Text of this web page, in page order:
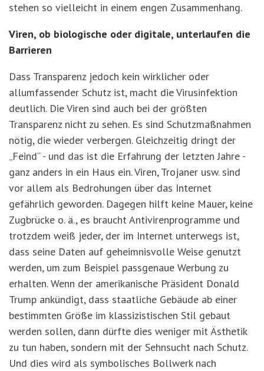
stehen so vielleicht in einem engen Zusammenhang.
Viren, ob biologische oder digitale, unterlaufen die
Barrieren
Dass Transparenz jedoch kein wirklicher oder
allumfassender Schutz ist, macht die Virusinfektion
deutlich. Die Viren sind auch bei der größten
Transparenz nicht zu sehen. Es sind Schutzmaßnahmen
nötig, die wieder verbergen. Gleichzeitig dringt der
„Feind“ - und das ist die Erfahrung der letzten Jahre -
ganz anders in ein Haus ein. Viren, Trojaner usw. sind
vor allem als Bedrohungen über das Internet
gefährlich geworden. Dagegen hilft keine Mauer, keine
Zugbrücke o. ä., es braucht Antivirenprogramme und
trotzdem weiß jeder, der im Internet unterwegs ist,
dass seine Daten auf geheimnisvolle Weise genutzt
werden, um zum Beispiel passgenaue Werbung zu
erhalten. Wenn der amerikanische Präsident Donald
Trump ankündigt, dass staatliche Gebäude ab einer
bestimmten Größe im klassizistischen Stil gebaut
werden sollen, dann dürfte dies weniger mit Ästhetik
zu tun haben, sondern mit der Sehnsucht nach Schutz.
Und dies wird als symbolisches Bollwerk nach